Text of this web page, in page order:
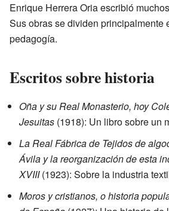
Enrique Herrera Oria escribió
Sus obras se dividen principalmente
pedagogía.
Escritos sobre historia
Oña y su Real Monasterio, hoy
Jesuitas (1918): Un libro sobre un
La Real Fábrica de Tejidos de
Ávila y la reorganización de esta
XVIII(1923): Sobre la industria
Moros y cristianos, o historia